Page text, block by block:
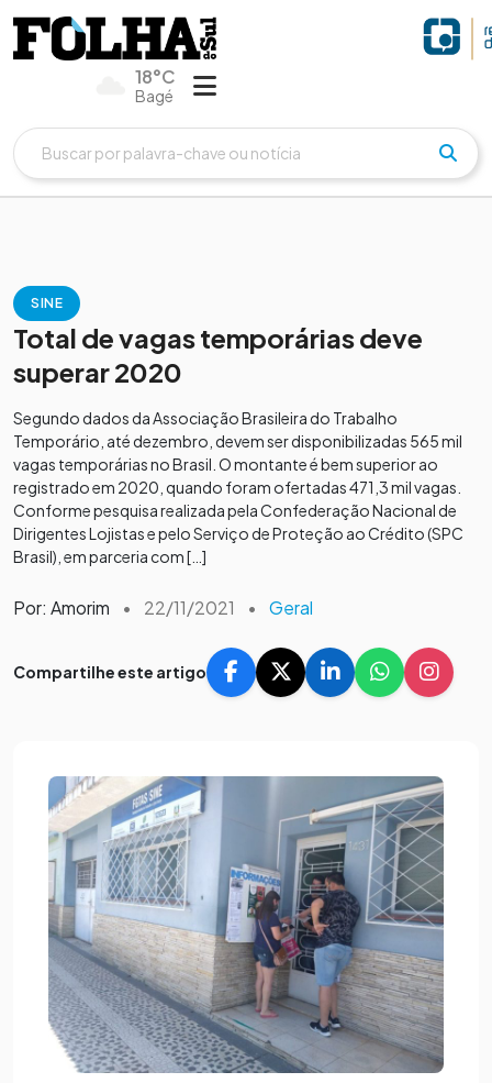
18°C
Bagé
SINE
Total de vagas temporárias deve
superar 2020
Segundo dados da Associação Brasileira do Trabalho
Temporário, até dezembro, devem ser disponibilizadas 565 mil
vagas temporárias no Brasil. O montante é bem superior ao
registrado em 2020, quando foram ofertadas 471,3 mil vagas.
Conforme pesquisa realizada pela Confederação Nacional de
Dirigentes Lojistas e pelo Serviço de Proteção ao Crédito (SPC
Brasil), em parceria com […]
Por: Amorim • 22/11/2021 • Geral
Compartilhe este artigo